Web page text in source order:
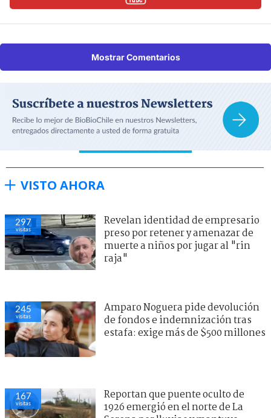
Mostrar Comentarios
VISTO AHORA
297
visitas
Revelan identidad de empresario
preso por retener y amenazar de
muerte a niños por jugar al "rin
raja"
245
visitas
Amparo Noguera pide devolución
de fondos e indemnización tras
estafa: exige más de $500 millones
167
visitas
Reportan que puente oculto de
1926 emergió en el norte de La